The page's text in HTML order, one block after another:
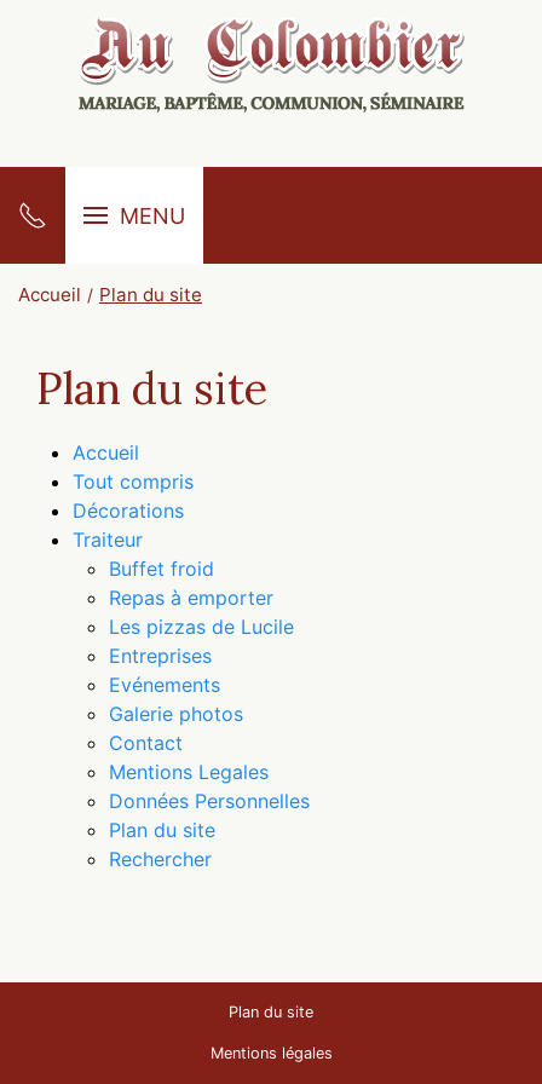
MENU
Accueil Plan du site
Plan du site
Accueil
Tout compris
Décorations
Traiteur
Buffet froid
Repas à emporter
Les pizzas de Lucile
Entreprises
Evénements
Galerie photos
Contact
Mentions Legales
Données Personnelles
Plan du site
Rechercher
Plan du site
Mentions légales